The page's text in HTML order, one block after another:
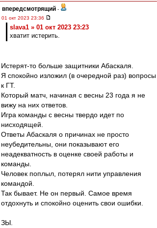
впередсмотрящий -
01 окт 2023 23:36
slava1 » 01 окт 2023 23:23
хватит истерить.
Истерят-то больше защитники Абаскаля.
Я спокойно изложил (в очередной раз) вопросы
к ГТ.
Который матч, начиная с весны 23 года я не
вижу на них ответов.
Игра команды с весны твердо идет по
нисходящей.
Ответы Абаскаля о причинах не просто
неубедительны, они показывают его
неадекватность в оценке своей работы и
команды.
Человек поплыл, потерял нити управления
командой.
Так бывает. Не он первый. Самое время
отдохнуть и спокойно оценить свои ошибки.
ЗЫ.